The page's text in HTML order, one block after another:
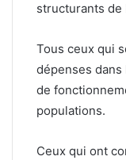
structurants de
Tous ceux qui
dépenses
de
populations.
Ceux qui ont